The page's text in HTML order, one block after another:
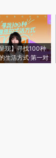
呈现】寻找100种
生活方式·第一对